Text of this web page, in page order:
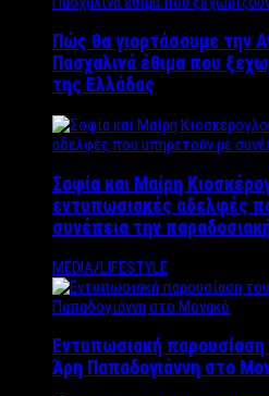
Πώς θα γιορτάσουμε την
Πασχαλινά έθιμα που
της Ελλάδας
Σοφία και Μαίρη
εντυπωσιακές αδελφές
συνέπεια την
MEDIA/LIFESTYLE
Εντυπωσιακή παρουσίαση
Άρη Παπαδογιάννη στο